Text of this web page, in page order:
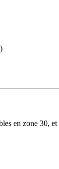
en zone 30,